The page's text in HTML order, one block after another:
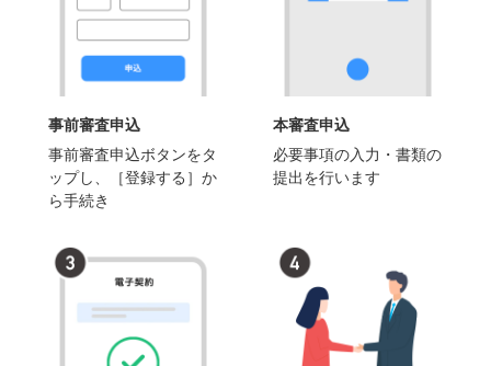
事前審査申込
事前審査申込ボタンをタ
ップし、［登録する］か
ら手続き
本審査申込
必要事項の入力・書類の
提出を行います